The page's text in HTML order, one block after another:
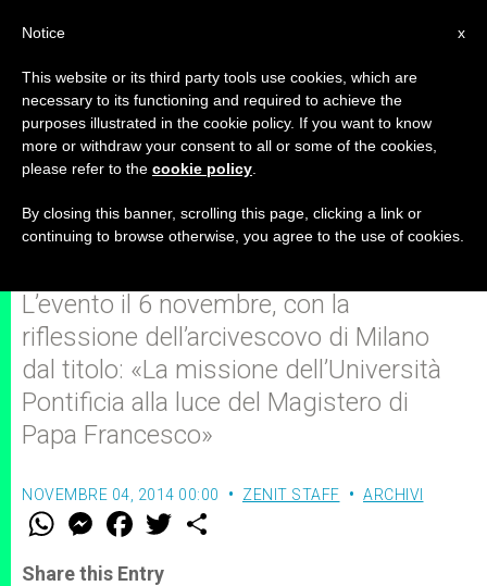
L'anno accademico della
Lateranense si inaugura con la
lectio del card. Scola
L’evento il 6 novembre, con la
riflessione dell’arcivescovo di Milano
dal titolo: «La missione dell’Università
Pontificia alla luce del Magistero di
Papa Francesco»
NOVEMBRE 04, 2014 00:00 ZENIT STAFF ARCHIVI
W
t
M
e
s
F
a
e
w
Share this Entry
x
Notice
This website or its third party tools use cookies, which are
necessary to its functioning and required to achieve the
purposes illustrated in the cookie policy. If you want to know
more or withdraw your consent to all or some of the cookies,
please refer to the cookie policy
By closing this banner, scrolling this page, clicking a link or
continuing to browse otherwise, you agree to the use of cookies.